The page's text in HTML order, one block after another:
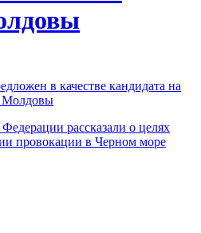
в качестве кандидата на
Молдовы
рассказали о целях
провокации в Черном море